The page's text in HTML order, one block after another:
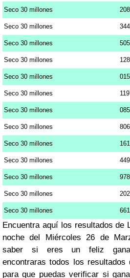
Seco 30 millones
Seco 30 millones
Seco 30 millones
Seco 30 millones
Seco 30 millones
Seco 30 millones
Seco 30 millones
Seco 30 millones
Seco 30 millones
Seco 30 millones
Seco 30 millones
Seco 30 millones
Seco 30 millones
Encuentra aquí los resultados de
noche del Miércoles 26 de
saber si eres un feliz
encontraras todos los
para que puedas verificar si